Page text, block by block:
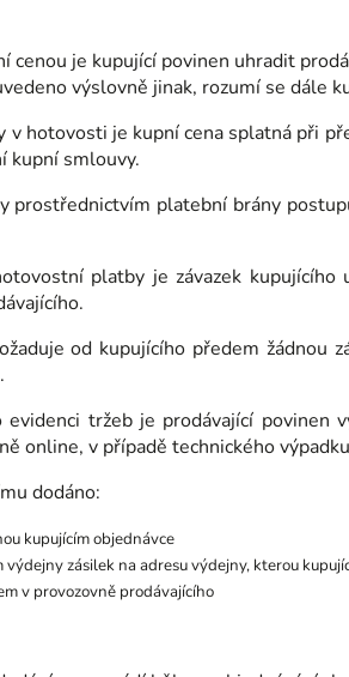
cenou je kupující povinen uhradit
výslovně jinak, rozumí se dále
v hotovosti je kupní cena splatná při
kupní smlouvy.
prostřednictvím platební brány
platby je závazek
od kupujícího předem žádnou
evidenci tržeb je prodávající povinen
online, v případě technického
dodáno:
kupujícím objednávce
zásilek na adresu výdejny, kterou
v provozovně prodávajícího